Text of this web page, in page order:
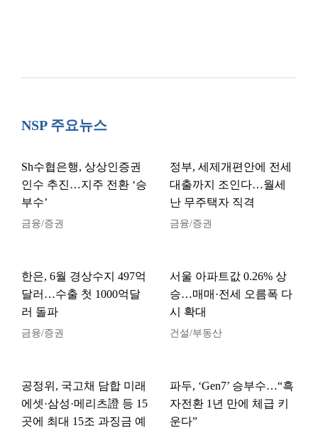
NSP 주요뉴스
Sh수협은행, 상상인증권
인수 추진…지주 전환 ‘승
부수’
금융/증권
정부, 세제개편안에 전세
대출까지 조인다…월세
난 무주택자 직격
금융/증권
한은, 6월 경상수지 497억
달러…수출 첫 1000억달
러 돌파
금융/증권
서울 아파트값 0.26% 상
승…매매·전세 오름폭 다
시 확대
건설/부동산
공정위, 국고채 담합 미래
에셋·삼성·메리츠證 등 15
곳에 최대 15조 과징금 예
파두, ‘Gen7’ 승부수…“흑
자전환 1년 만에 체급 키
운다”